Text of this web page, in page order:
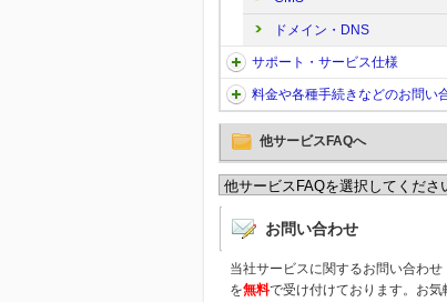
ドメイン・DNS
サポート・サービス仕様
料金や各種手続きなどのお問い
他サービスFAQへ
お問い合わせ
当社サービスに関するお問い合わせ
を無料で受け付けております。お気